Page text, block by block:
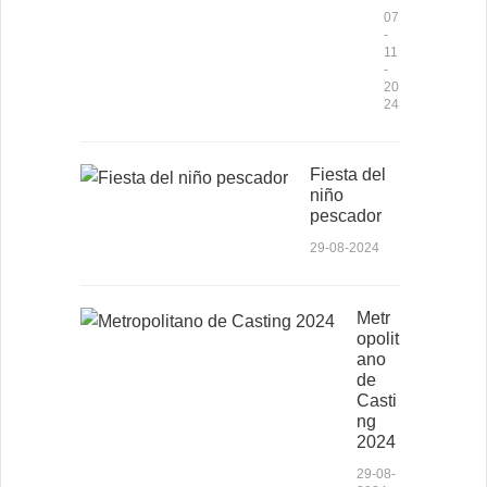
07
-
11
-
20
24
Fiesta del
niño
pescador
29-08-2024
Metr
opolit
ano
de
Casti
ng
2024
29-08-